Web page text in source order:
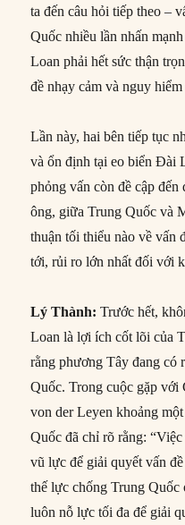
ta đến câu hỏi tiếp theo –
Quốc nhiều lần nhấn
Loan phải hết sức thận
đề nhạy cảm và nguy
Lần này, hai bên tiếp tục
và ổn định tại eo biển Đài
phỏng vấn còn đề cập
ông, giữa Trung Quốc và
thuận tối thiểu nào về vấn
tới, rủi ro lớn nhất đối với
Lý Thành: Trước hết,
Loan là lợi ích cốt lõi của
rằng phương Tây đang có
Quốc. Trong cuộc gặp
von der Leyen khoảng
Quốc đã chỉ rõ rằng:
vũ lực để giải quyết vấn
thế lực chống Trung
luôn nỗ lực tối đa để giải